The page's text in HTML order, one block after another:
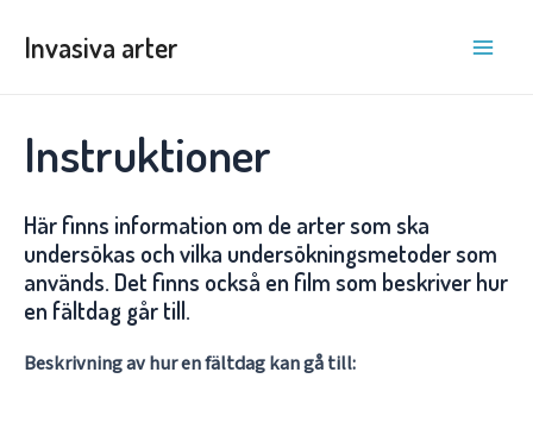
Invasiva arter
Instruktioner
Här finns information om de arter som ska
undersökas och vilka undersökningsmetoder som
används. Det finns också en film som beskriver hur
en fältdag går till.
Beskrivning av hur en fältdag kan gå till: